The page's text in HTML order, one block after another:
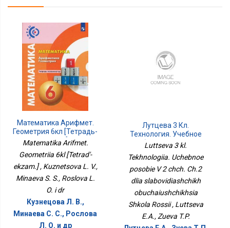
Математика Арифмет.
Геометрия 6кл [Тетрадь-
Экзам.]
Matematika Arifmet.
Geometriia 6kl [Tetrad'-
ekzam.] , Kuznetsova L. V.,
Minaeva S. S., Roslova L.
O. i dr
Кузнецова Л. В.,
Минаева С. С., Рослова
Л. О. и др
Лутцева 3 Кл.
Технология. Учебное
Пособие В 2 Чч. Ч.2 Для
Обучающихся Школа
России
Luttseva 3 kl.
Tekhnologiia. Uchebnoe
posobie V 2 chch. Ch.2
dlia slabovidiashchikh
obuchaiushchikhsia
Shkola Rossii , Luttseva
E.A., Zueva T.P.